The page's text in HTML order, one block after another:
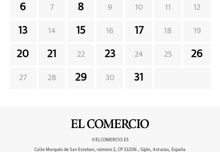
6 7 8 9 10 11 12
13 14 15 16 17 18 19
20 21 22 23 24 25 26
27 28 29 30 31
©ELCOMERCIO.ES
Calle Marqués de San Esteban, número 2, CP 33206 , Gijón, Asturias, España